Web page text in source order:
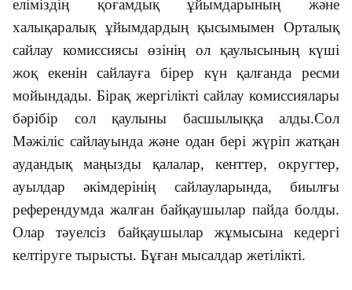
еліміздің қоғамдық ұйымдарының және
халықаралық ұйымдардың қысымымен Орталық
сайлау комиссиясы өзінің ол қаулысының күші
жоқ екенін сайлауға бірер күн қалғанда ресми
мойындады. Бірақ жергілікті сайлау комиссиялары
бәрібір сол қаулыны басшылыққа алды.Сол
Мәжіліс сайлауында және одан бері жүріп жатқан
аудандық маңызды қалалар, кенттер, округтер,
ауылдар әкімдерінің сайлауларында, биылғы
референдумда жалған байқаушылар пайда болды.
Олар тәуелсіз байқаушылар жұмысына кедергі
келтіруге тырысты. Бұған мысалдар жетілікті.